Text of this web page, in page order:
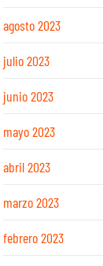
agosto 2023
julio 2023
junio 2023
mayo 2023
abril 2023
marzo 2023
febrero 2023